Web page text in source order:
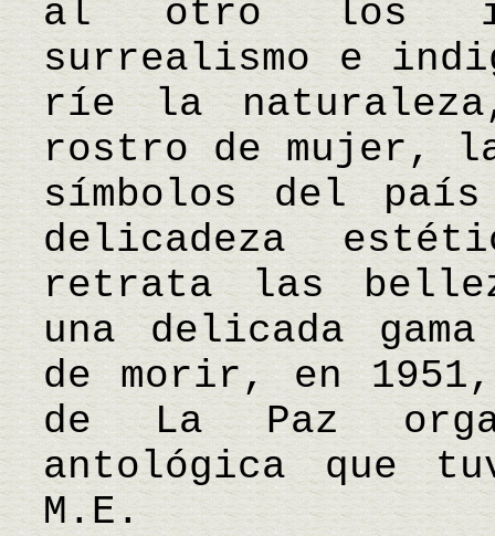
al otro los
surrealismo e
ríe la
rostro de mujer,
símbolos del
delicadeza
retrata las
una delicada
de morir, en
de La Paz
antológica que
M.E.